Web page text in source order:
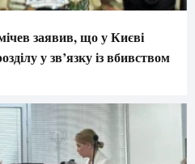
заявив, що у Києві
у зв’язку із вбивством